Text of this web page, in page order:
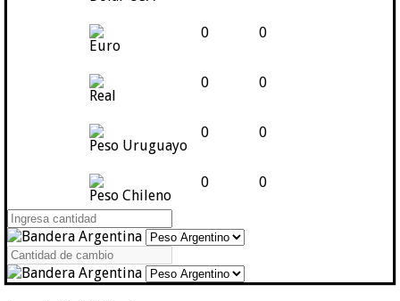
Euro
0 0
Real
0 0
Peso Uruguayo
0 0
Peso Chileno
0 0